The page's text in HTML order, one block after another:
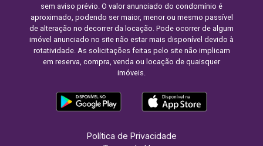
sem aviso prévio. O valor anunciado do condomínio é
aproximado, podendo ser maior, menor ou mesmo passível
de alteração no decorrer da locação. Pode ocorrer de algum
imóvel anunciado no site não estar mais disponível devido à
rotatividade. As solicitações feitas pelo site não implicam
em reserva, compra, venda ou locação de quaisquer
imóveis.
Política de Privacidade